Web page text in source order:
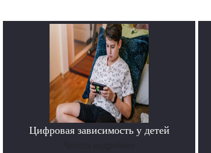
Цифровая зависимость у детей